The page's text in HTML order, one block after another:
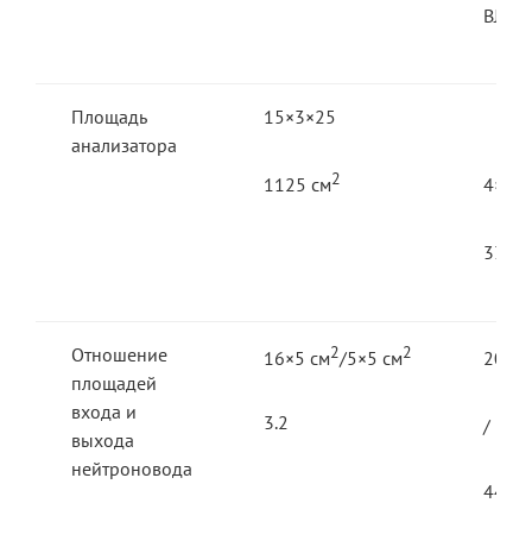
BJN
Площадь
анализатора
15×3×25
1125 см2
Отношение
площадей
входа и
выхода
нейтроновода
16×5 см2/5×5 см2
3.2 / 3×3
44.44